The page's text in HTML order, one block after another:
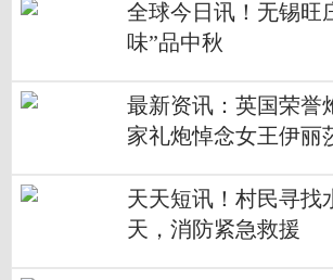
全球今日讯！无锡旺
味”品中秋
最新资讯：英国荣誉
家礼炮悼念女王伊丽
天天短讯！村民寻找
天，消防紧急救援